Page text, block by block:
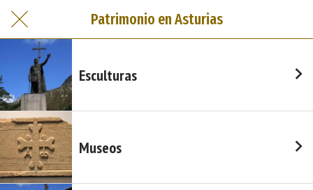
Patrimonio en Asturias
Esculturas
Museos